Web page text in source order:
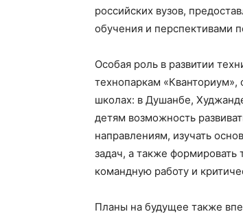
российских вузов,
обучения и перспективами
Особая роль в развитии
технопаркам
школах: в Душанбе,
детям возможность
направлениям, изучать
задач, а также
командную работу и
Планы на будущее также